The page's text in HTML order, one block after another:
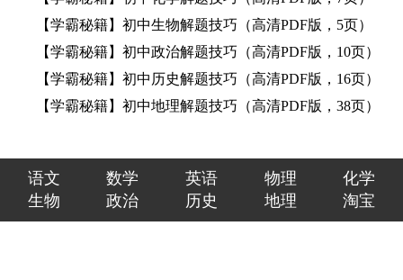
【学霸秘籍】初中生物解题技巧（高清PDF版，5页）
【学霸秘籍】初中政治解题技巧（高清PDF版，10页）
【学霸秘籍】初中历史解题技巧（高清PDF版，16页）
【学霸秘籍】初中地理解题技巧（高清PDF版，38页）
语文 数学 英语 物理
化学
生物
政治 历史 地理 淘宝